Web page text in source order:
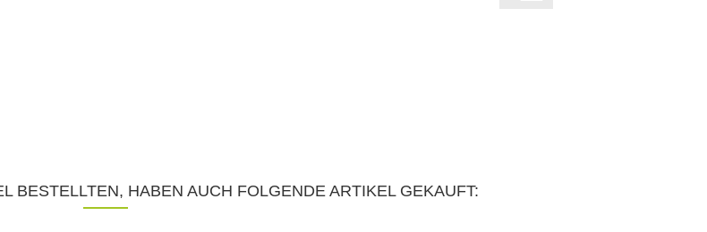
BESTELLTEN, HABEN AUCH FOLGENDE ARTIKEL GEKAUFT: